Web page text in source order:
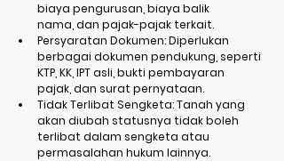
biaya pengurusan, biaya balik
nama, dan pajak-pajak terkait.
Persyaratan Dokumen: Diperlukan
berbagai dokumen pendukung, seperti
KTP, KK, IPT asli, bukti pembayaran
pajak, dan surat pernyataan.
Tidak Terlibat Sengketa: Tanah yang
akan diubah statusnya tidak boleh
terlibat dalam sengketa atau
permasalahan hukum lainnya.